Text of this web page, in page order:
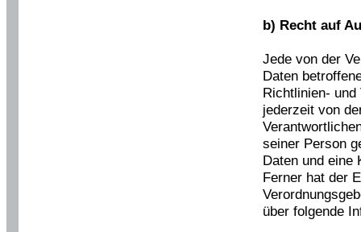
b) Recht auf
Jede von der
Daten
Richtlinien- und
jederzeit von
seiner Person
Daten und eine
Ferner hat der
über folgende